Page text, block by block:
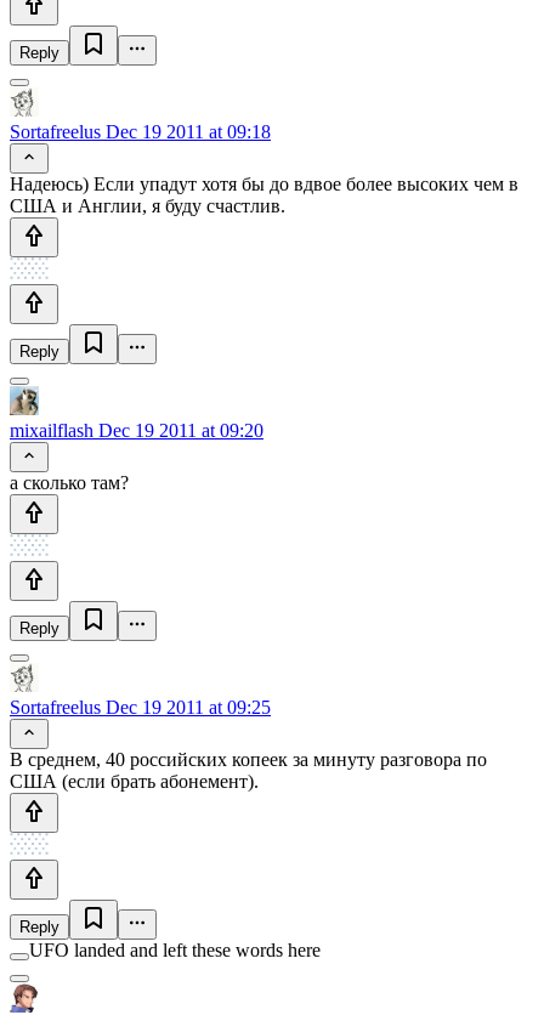
Reply
Sortafreelus Dec 19 2011 at 09:18
Надеюсь) Если упадут хотя бы до вдвое более высоких чем в
США и Англии, я буду счастлив.
Reply
mixailflash Dec 19 2011 at 09:20
а сколько там?
Reply
Sortafreelus Dec 19 2011 at 09:25
В среднем, 40 российских копеек за минуту разговора по
США (если брать абонемент).
Reply
UFO landed and left these words here